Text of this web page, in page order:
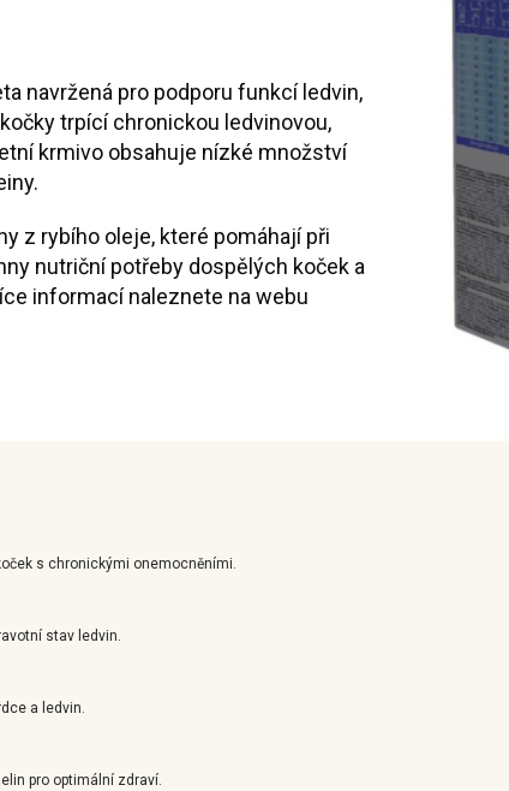
navržená pro podporu funkcí ledvin,
trpící chronickou ledvinovou,
krmivo obsahuje nízké množství
z rybího oleje, které pomáhají při
nutriční potřeby dospělých koček a
informací naleznete na webu
s chronickými onemocněními.
stav ledvin.
a ledvin.
pro optimální zdraví.